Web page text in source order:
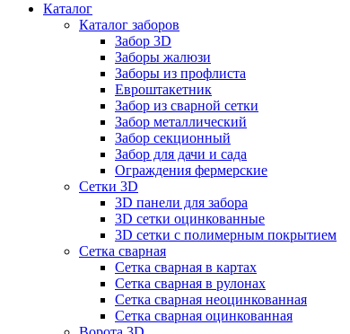
Каталог
Каталог заборов
Забор 3D
Заборы жалюзи
Заборы из профлиста
Евроштакетник
Забор из сварной сетки
Забор металлический
Забор секционный
Забор для дачи и сада
Ограждения фермерские
Сетки 3D
3D панели для забора
3D сетки оцинкованные
3D сетки с полимерным покрытием
Сетка сварная
Сетка сварная в картах
Сетка сварная в рулонах
Сетка сварная неоцинкованная
Сетка сварная оцинкованная